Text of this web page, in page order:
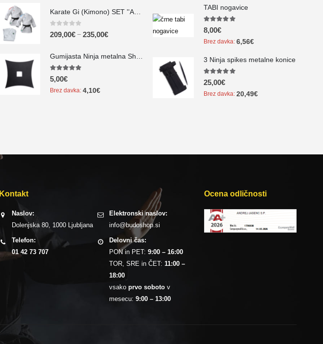
0out of 5
209,00€ – 235,00€
Gumijasta Ninja metalna Shuriken zvezda ''SENBAN'' - NOVO!!!
5.00out of 5
5,00€
Brez davka: 4,10€
TABI nogavice
5.00out of 5
8,00€
Brez davka:6,56€
3 Ninja spikes metalne konice
5.00out of 5
25,00€
Brez davka:20,49€
Kontakt
Naslov:
Dolenjska 80, 1000 Ljubljana
Telefon:
01 42 73 707
Elektronski naslov:
info@budoshop.si
Delovni čas:
PON in PET: 9:00 – 16:00
TOR, SRE in ČET: 11:00 –
18:00
vsako prvo sobotov
mesecu: 9:00 – 13:00
Ocena odličnosti